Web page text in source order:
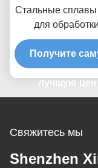
Стальные сплавы
для
помощью
обработанные
для полного
Получите
лучшую
Свяжитесь мы
Shenzhen